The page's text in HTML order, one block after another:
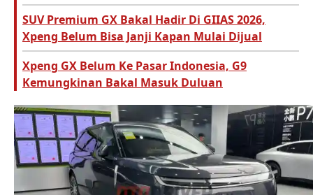
SUV Premium GX Bakal Hadir Di GIIAS 2026,
Xpeng Belum Bisa Janji Kapan Mulai Dijual
Xpeng GX Belum Ke Pasar Indonesia, G9
Kemungkinan Bakal Masuk Duluan